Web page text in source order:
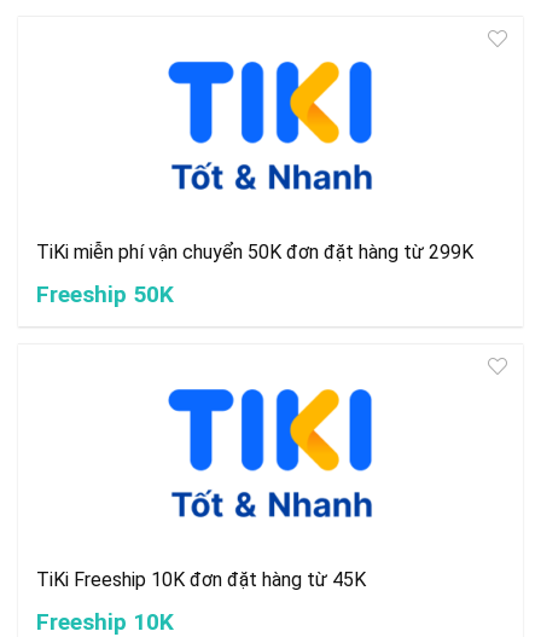
TiKi miễn phí vận chuyển 50K đơn đặt hàng từ 299K
Freeship 50K
TiKi Freeship 10K đơn đặt hàng từ 45K
Freeship 10K